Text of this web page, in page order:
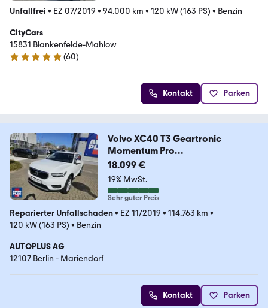
Unfallfrei • EZ 07/2019 • 94.000 km • 120 kW (163 PS) • Benzin
CityCars
15831 Blankenfelde-Mahlow
4.9 Sterne
(60)
Kontakt Parken
Volvo XC40 T3 Geartronic
Momentum Pro
NAVI+CAM+SITZHZG
18.099 €
19% MwSt.
Sehr guter Preis
Reparierter Unfallschaden• EZ 11/2019 • 114.763 km •
120 kW (163 PS) • Benzin
AUTOPLUS AG
12107 Berlin - Mariendorf
Kontakt Parken